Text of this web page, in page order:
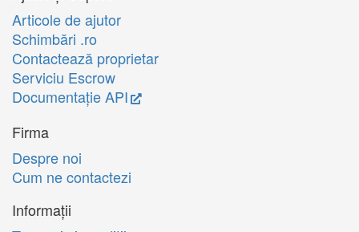
Articole de ajutor
Schimbări .ro
Contactează proprietar
Serviciu Escrow
Documentație API
Firma
Despre noi
Cum ne contactezi
Informații